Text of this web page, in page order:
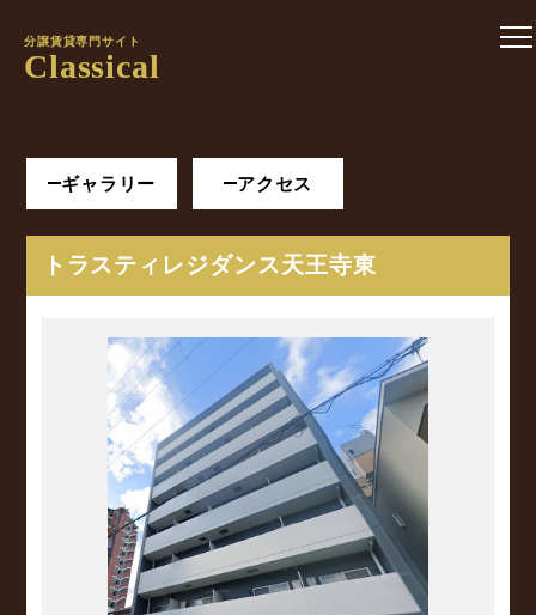
分譲賃貸専門サイト
Classical
ギャラリー アクセス
トラスティレジダンス天王寺東